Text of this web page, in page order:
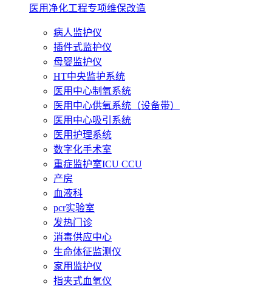
医用净化工程专项维保改造
病人监护仪
插件式监护仪
母婴监护仪
HT中央监护系统
医用中心制氧系统
医用中心供氧系统（设备带）
医用中心吸引系统
医用护理系统
数字化手术室
重症监护室ICU CCU
产房
血液科
pcr实验室
发热门诊
消毒供应中心
生命体征监测仪
家用监护仪
指夹式血氧仪